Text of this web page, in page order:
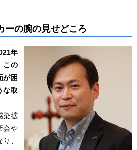
ーの腕の見せどころ
年
この
が困
な取
染拡
会や
、